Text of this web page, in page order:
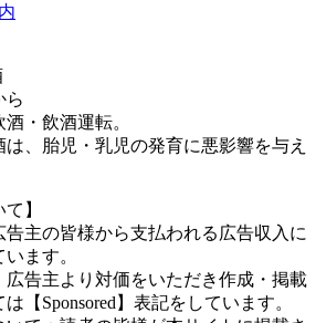
ら
・飲酒運転。
、胎児・乳児の発育に悪影響を与え
】
告主の皆様から支払われる広告収入に
ます。
広告主より対価をいただき作成・掲載
【Sponsored】表記をしています。